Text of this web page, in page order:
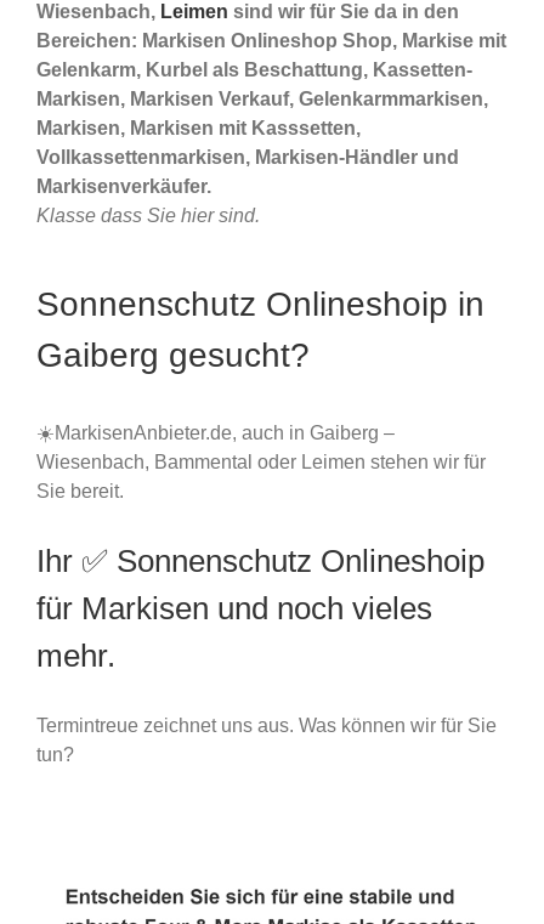
Wiesenbach, Leimen sind wir für Sie da in den
Bereichen: Markisen Onlineshop Shop, Markise mit
Gelenkarm, Kurbel als Beschattung, Kassetten-
Markisen, Markisen Verkauf, Gelenkarmmarkisen,
Markisen, Markisen mit Kasssetten,
Vollkassettenmarkisen, Markisen-Händler und
Markisenverkäufer.
Klasse dass Sie hier sind.
Sonnenschutz Onlineshoip in
Gaiberg gesucht?
☀️MarkisenAnbieter.de, auch in Gaiberg –
Wiesenbach, Bammental oder Leimen stehen wir für
Sie bereit.
Ihr ✅ Sonnenschutz Onlineshoip
für Markisen und noch vieles
mehr.
Termintreue zeichnet uns aus. Was können wir für Sie
tun?